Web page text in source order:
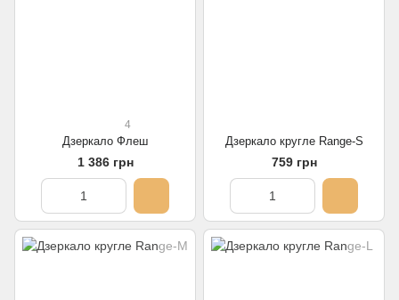
4
Дзеркало Флеш
1 386 грн
Дзеркало кругле Range-S
759 грн